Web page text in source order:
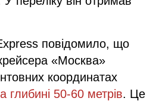
повідомило, що
«Москва»
координатах
глибині 50-60 метрів. Це